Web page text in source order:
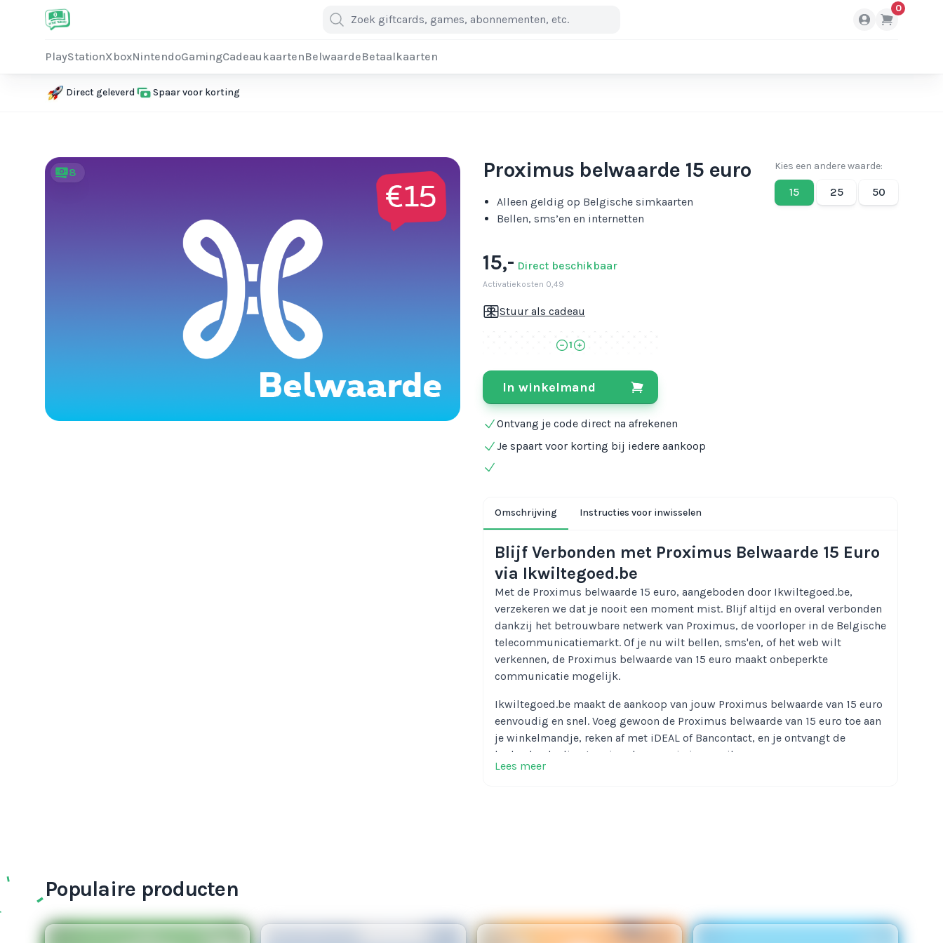
0
PlayStationXboxNintendoGamingCadeaukaartenBelwaardeBetaalkaarten
Direct geleverd Spaar voor korting
8 Proximus belwaarde 15 euro
Alleen geldig op Belgische simkaarten
Bellen, sms’en en internetten
Kies een andere waarde:
15 25 50
15,- Direct beschikbaar
Activatiekosten 0,49
Stuur als cadeau
1
In winkelmand
Ontvang je code direct na afrekenen
Je spaart voor korting bij iedere aankoop
Omschrijving Instructies voor inwisselen
Blijf Verbonden met Proximus Belwaarde 15 Euro
via Ikwiltegoed.be
Met de Proximus belwaarde 15 euro, aangeboden door Ikwiltegoed.be,
verzekeren we dat je nooit een moment mist. Blijf altijd en overal verbonden
dankzij het betrouwbare netwerk van Proximus, de voorloper in de Belgische
telecommunicatiemarkt. Of je nu wilt bellen, sms'en, of het web wilt
verkennen, de Proximus belwaarde van 15 euro maakt onbeperkte
communicatie mogelijk.
Ikwiltegoed.be maakt de aankoop van jouw Proximus belwaarde van 15 euro
eenvoudig en snel. Voeg gewoon de Proximus belwaarde van 15 euro toe aan
je winkelmandje, reken af met iDEAL of Bancontact, en je ontvangt de
herlaadcode direct op je scherm en in je e-mail.
aanbod aanProximus belwaarden, van €25 tot €50, waardoor je altijd de
Lees meer
Populaire producten